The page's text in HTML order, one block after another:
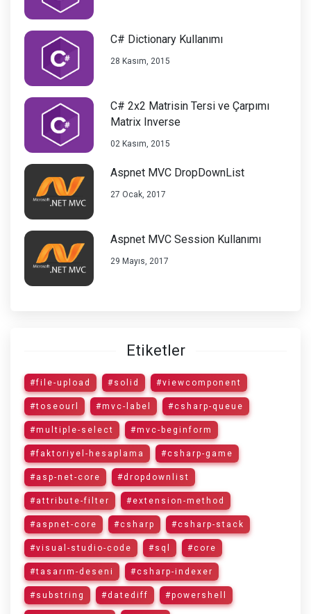
C# Dictionary Kullanımı
28 Kasım, 2015
C# 2x2 Matrisin Tersi ve Çarpımı
Matrix Inverse
02 Kasım, 2015
Aspnet MVC DropDownList
27 Ocak, 2017
Aspnet MVC Session Kullanımı
29 Mayıs, 2017
Etiketler
#file-upload #solid #viewcomponent
#toseourl #mvc-label #csharp-queue
#multiple-select #mvc-beginform
#faktoriyel-hesaplama #csharp-game
#asp-net-core #dropdownlist
#attribute-filter #extension-method
#aspnet-core #csharp #csharp-stack
#visual-studio-code #sql #core
#tasarım-deseni #csharp-indexer
#substring #datediff #powershell